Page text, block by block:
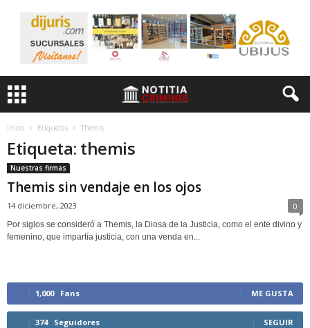
Inicio Etiquetas Themis
Etiqueta: themis
Nuestras firmas
Themis sin vendaje en los ojos
14 diciembre, 2023 0
Por siglos se consideró a Themis, la Diosa de la Justicia, como el ente divino y
femenino, que impartía justicia, con una venda en...
1,000 Fans ME GUSTA
374 Seguidores SEGUIR